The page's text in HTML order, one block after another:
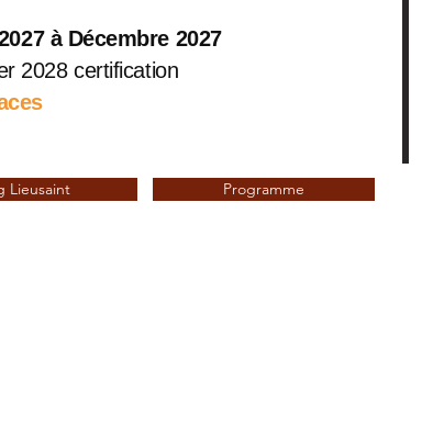
à Décembre 2027
certification
Lieusaint Programme